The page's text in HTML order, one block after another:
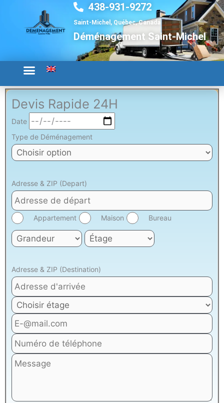
contenu
438-931-9272
Saint-Michel, Québec, Canada
Déménagement Saint-Michel
Devis Rapide 24H
Date
Type de Déménagement
Adresse & ZIP (Depart)
Appartement Maison Bureau
Adresse & ZIP (Destination)